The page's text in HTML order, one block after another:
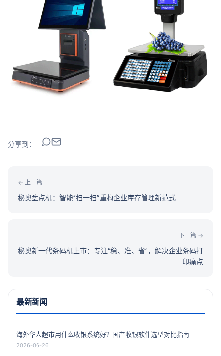
分享到：
← 上一篇
秘奥盘点机：智能“扫一扫”重构企业库存管理新范式
下一篇 →
秘奥新一代条码机上市：专注“稳、准、省”，解决企业条码打
印痛点
最新新闻
海外华人超市用什么收银系统好？国产收银软件选型对比指南
2026-06-26